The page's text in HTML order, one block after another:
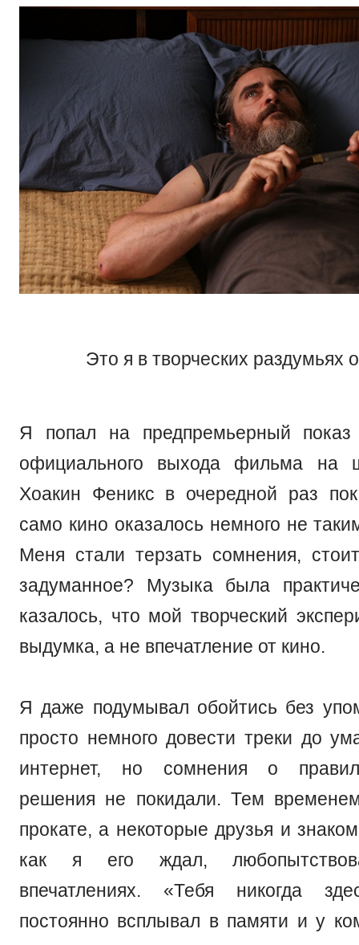
Это я в творческих раздумьях
Я попал на предпремьерный
официального выхода фильма на
Хоакин Феникс в очередной раз
само кино оказалось немного не
Меня стали терзать сомнения,
задуманное? Музыка была
казалось, что мой творческий
выдумка, а не впечатление от кино.
Я даже подумывал обойтись без
просто немного довести треки до
интернет, но сомнения о
решения не покидали. Тем
прокате, а некоторые друзья и
как я его ждал,
впечатлениях. «Тебя никогда
постоянно всплывал в памяти и у